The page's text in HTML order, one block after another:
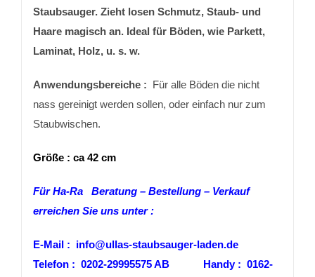
Staubsauger. Zieht losen Schmutz, Staub- und
Haare magisch an. Ideal für Böden, wie Parkett,
Laminat, Holz, u. s. w.
Anwendungsbereiche : Für alle Böden die nicht
nass gereinigt werden sollen, oder einfach nur zum
Staubwischen.
Größe : ca 42 cm
Für Ha-Ra Beratung – Bestellung – Verkauf
erreichen Sie uns unter :
E-Mail : info@ullas-staubsauger-laden.de
Telefon : 0202-29995575 AB Handy : 0162-